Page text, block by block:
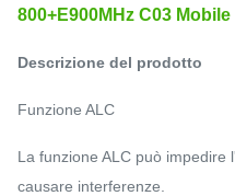
800+E900MHz C03
Descrizione del prodotto
Funzione ALC
La funzione ALC può impedire
causare interferenze.